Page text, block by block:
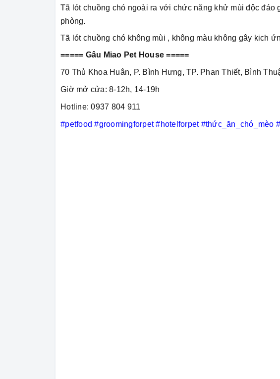
Tã lót chuồng chó ngoài ra với chức năng khử mùi độc đáo
phòng.
Tã lót chuồng chó không mùi , không màu không gây kich
===== Gâu Miao Pet House =====
70 Thủ Khoa Huân, P. Bình Hưng, TP. Phan Thiết, Bình
Giờ mở cửa: 8-12h, 14-19h
Hotline: 0937 804 911
#petfood #groomingforpet #hotelforpet #thức_ăn_chó_mèo